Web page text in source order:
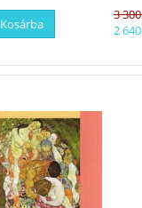
Kosárba
3
2